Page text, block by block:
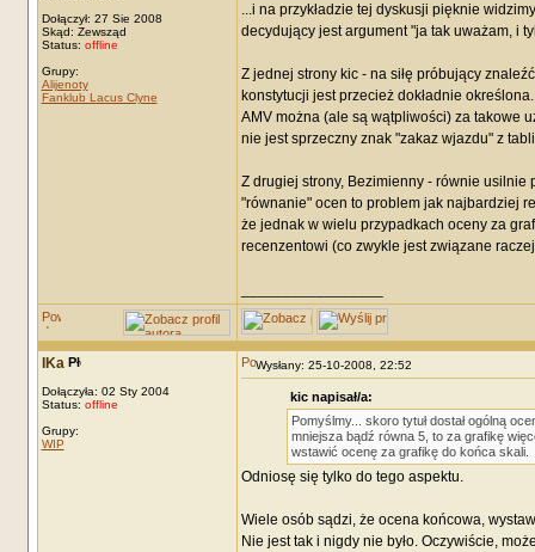
Dołączył: 27 Sie 2008
Skąd: Zewsząd
Status: offline
Grupy:
Alijenoty
Fanklub Lacus Clyne
...i na przykładzie tej dyskusji pięknie
decydujący jest argument "ja tak uważam, i
Z jednej strony kic - na siłę próbujący
konstytucji jest przecież dokładnie
AMV można (ale są wątpliwości) za takowe
nie jest sprzeczny znak "zakaz wjazdu" z
Z drugiej strony, Bezimienny - równie usilnie
"równanie" ocen to problem jak najbardziej
że jednak w wielu przypadkach oceny za
recenzentowi (co zwykle jest związane
IKa
Dołączyła: 02 Sty 2004
Status: offline
Grupy:
WIP
Wysłany: 25-10-2008, 22:52
kic napisał/a:
Pomyślmy... skoro tytuł dostał ogólną
mniejsza bądź równa 5, to za grafikę
wstawić ocenę za grafikę do końca skali.
Odniosę się tylko do tego aspektu.
Wiele osób sądzi, że ocena końcowa,
Nie jest tak i nigdy nie było. Oczywiście,